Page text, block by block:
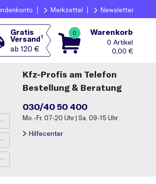
Merkzettel Newsletter
Gratis
Versand1
ab 120 €
0 Warenkorb
0
0,00 €
Kfz-Profis am Telefon
Bestellung & Beratung
030/40 50 400
Mo.-Fr. 07-20 Uhr | Sa. 09-15 Uhr
Hilfecenter